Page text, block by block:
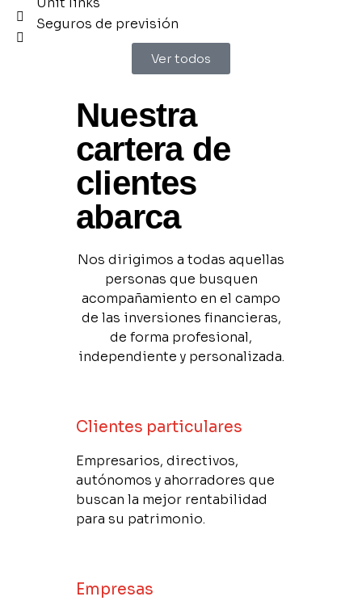
Seguros de previsión
Ver todos
Nuestra
cartera de
clientes
abarca
Nos dirigimos a todas aquellas
personas que busquen
acompañamiento en el campo
de las inversiones financieras,
de forma profesional,
independiente y personalizada.
Clientes particulares
Empresarios, directivos,
autónomos y ahorradores que
buscan la mejor rentabilidad
para su patrimonio.
Empresas